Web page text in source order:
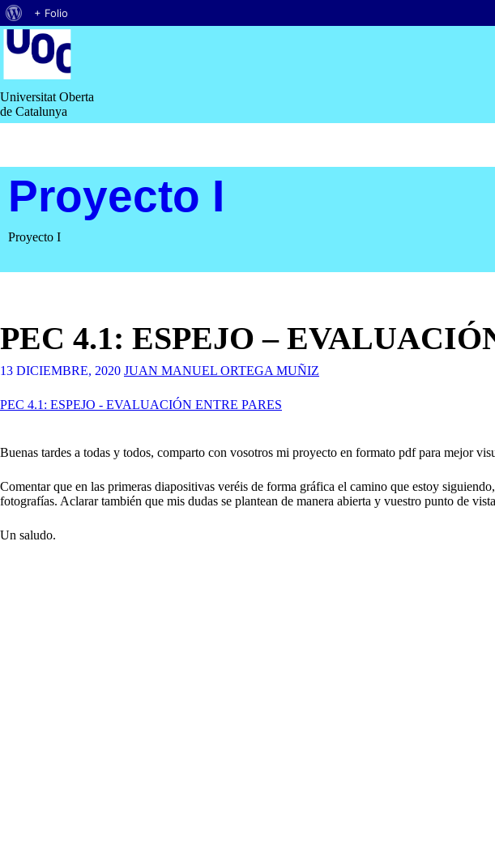
Saltar
al
contenido
Universitat Oberta
de Catalunya
Proyecto I
Proyecto I
PEC 4.1: ESPEJO –
13 DICIEMBRE, 2020 JUAN MANUEL ORTEGA MUÑIZ
PEC 4.1: ESPEJO - EVALUACIÓN ENTRE PARES
Buenas tardes a todas y todos, comparto con vosotros mi proyecto en formato pdf para mejor
Comentar que en las primeras diapositivas veréis de forma gráfica el camino que estoy
fotografías. Aclarar también que mis dudas se plantean de manera abierta y vuestro punto de
Un saludo.
Acerca
de
WordPress
+ Folio